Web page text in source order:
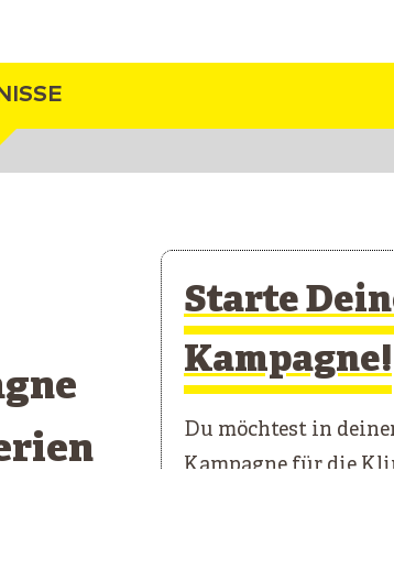
Starte
Kampagne!
Du möchtest in
Kampagne für die